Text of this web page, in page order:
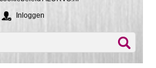
Inloggen